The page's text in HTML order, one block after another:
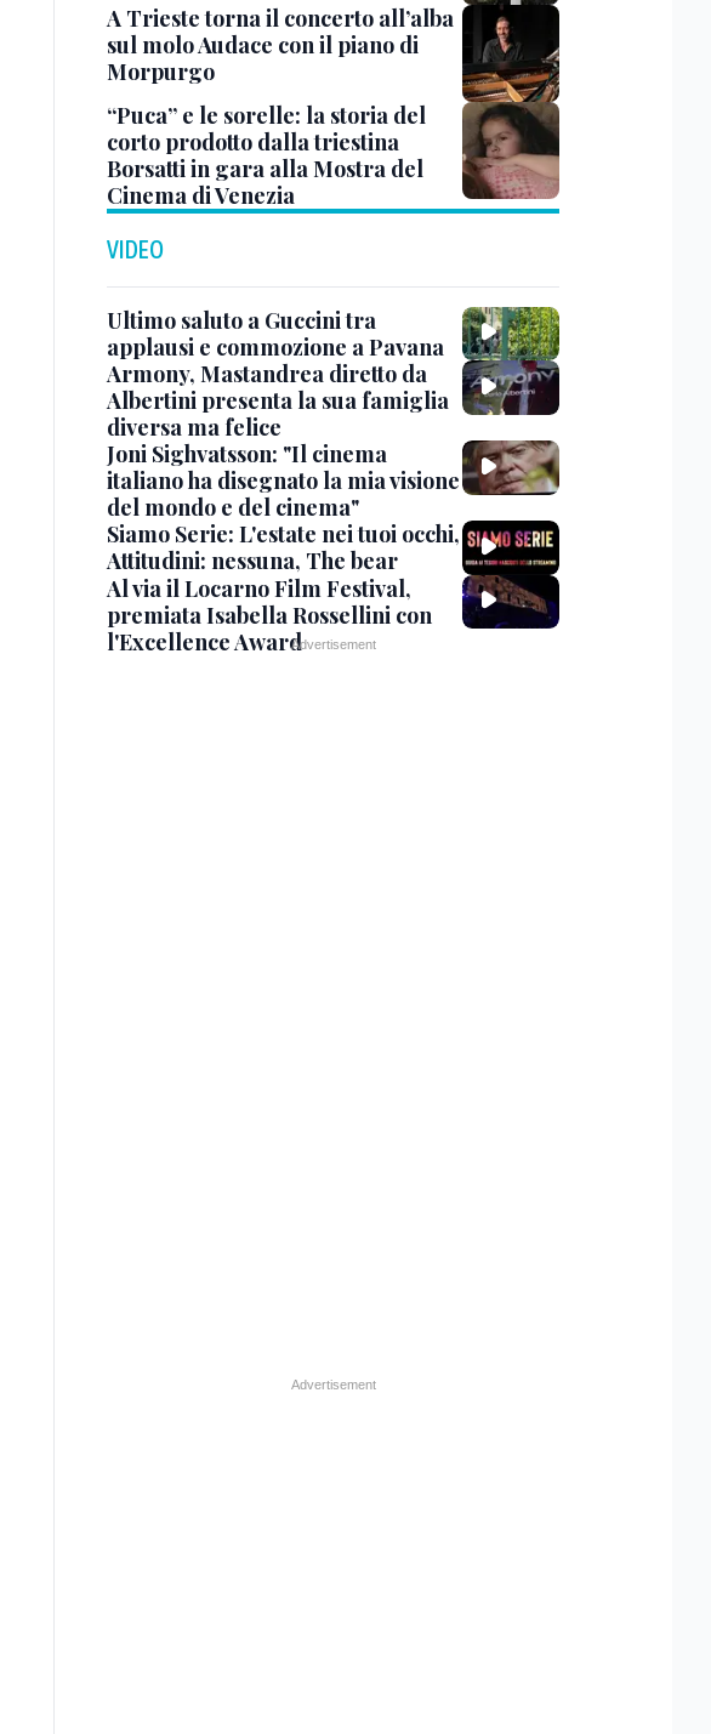
A Trieste torna il concerto all’alba
sul molo Audace con il piano di
Morpurgo
“Puca” e le sorelle: la storia del
corto prodotto dalla triestina
Borsatti in gara alla Mostra del
Cinema di Venezia
VIDEO
Ultimo saluto a Guccini tra
applausi e commozione a Pavana
Armony, Mastandrea diretto da
Albertini presenta la sua famiglia
diversa ma felice
Joni Sighvatsson: "Il cinema
italiano ha disegnato la mia visione
del mondo e del cinema"
Siamo Serie: L'estate nei tuoi occhi,
Attitudini: nessuna, The bear
Al via il Locarno Film Festival,
premiata Isabella Rossellini con
l'Excellence Award